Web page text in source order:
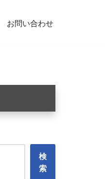
お問い合わせ
後部ガラス・ボディ・スーツケ
検
索